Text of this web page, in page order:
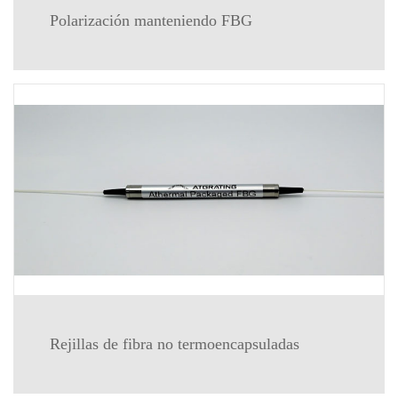
Polarización manteniendo FBG
Rejillas de fibra no termoencapsuladas